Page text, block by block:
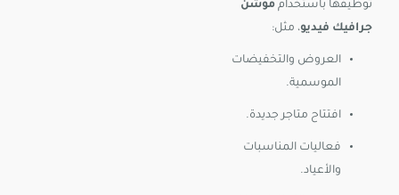
توظيفها باستخدام موشن
جرافيك فيديو، مثل:
العروض والتخفيضات
الموسمية.
افتتاح متاجر جديدة.
فعاليات المناسبات
والأعياد.